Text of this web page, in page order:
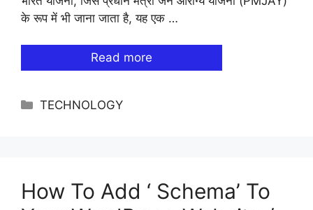
के रूप में भी जाना जाता है, यह एक …
Read more
Categories
TECHNOLOGY
How To Add ‘ Schema’ To